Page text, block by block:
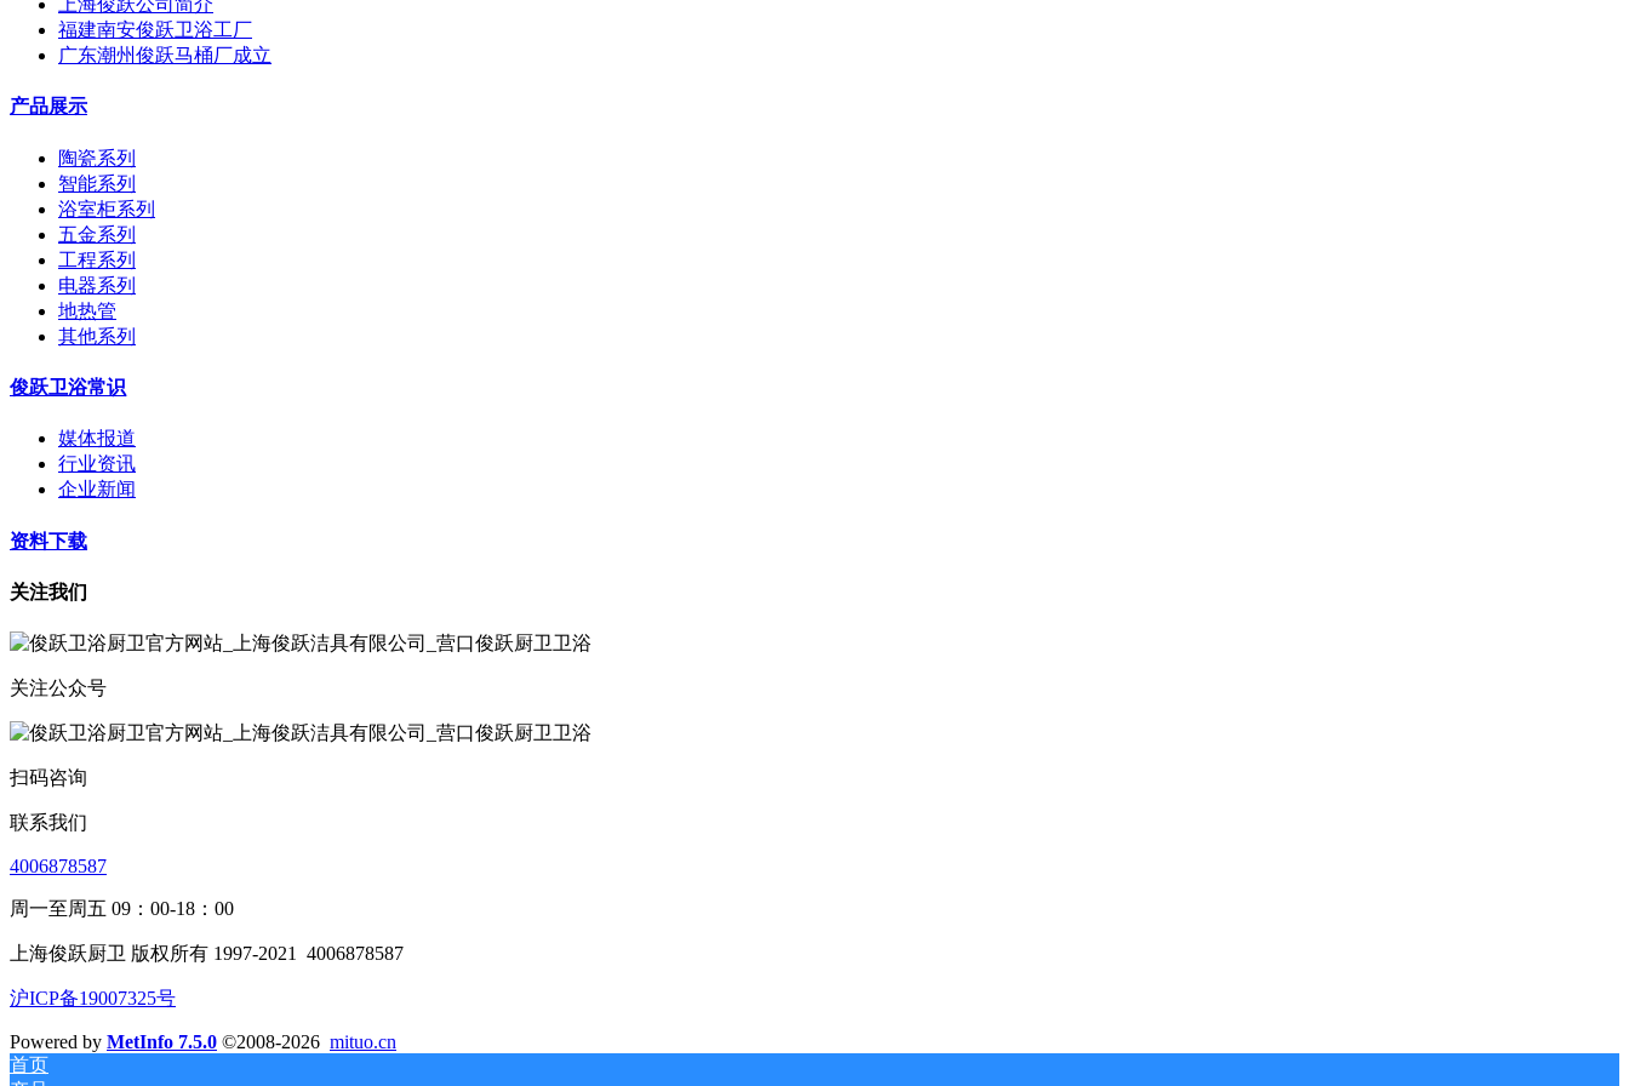
上海俊跃公司简介
福建南安俊跃卫浴工厂
广东潮州俊跃马桶厂成立
产品展示
陶瓷系列
智能系列
浴室柜系列
五金系列
工程系列
电器系列
地热管
其他系列
俊跃卫浴常识
媒体报道
行业资讯
企业新闻
资料下载
关注我们
关注公众号
扫码咨询
联系我们
4006878587
周一至周五 09：00-18：00
上海俊跃厨卫 版权所有 1997-2021 4006878587
沪ICP备19007325号
Powered by MetInfo 7.5.0 ©2008-2026 mituo.cn
首页